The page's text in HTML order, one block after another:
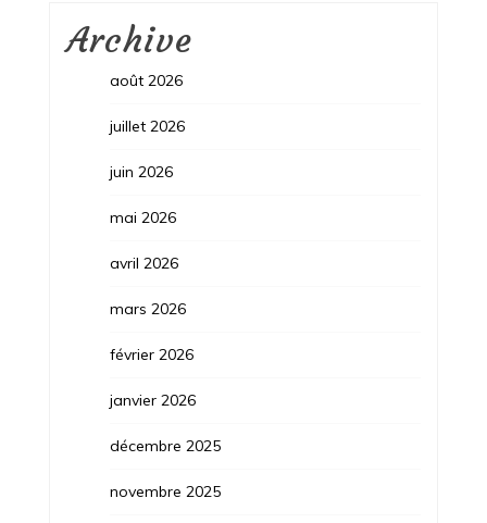
Archive
août 2026
juillet 2026
juin 2026
mai 2026
avril 2026
mars 2026
février 2026
janvier 2026
décembre 2025
novembre 2025